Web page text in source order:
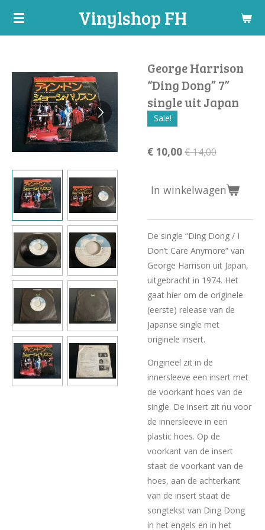
Ga
hoofdinhoud
Vinylshop FH
George Harrison
“Ding Dong” 7”
single uit Japan
Sale!
€ 10,00€ 14,00
In winkelwagen
De single “Ding Dong / I
Don’t Care Anymore” van
George Harrison uit Japan,
uitgebracht in 1974. Het
gaat hier om de originele
(eerste) release van de
Japanse single met
originele insert.
Origineel zit in de
innersleeve een insert met
de voorkant hoes van de
single. De insert zit nu voor
de innersleeve in een
plastic hoes. Op de
voorkant van de insert
staat de voorkant van de
hoes, aan de achterkant
van de insert staat de
songtekst van Ding Dong
in het engels en in het